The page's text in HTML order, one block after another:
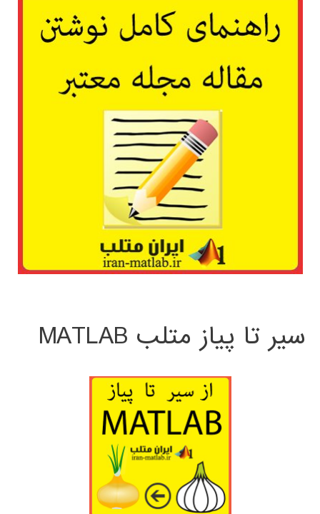
سیر تا پیاز متلب MATLAB